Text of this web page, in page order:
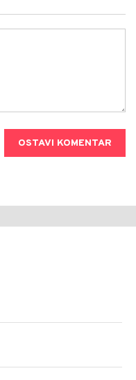
OSTAVI KOMENTAR